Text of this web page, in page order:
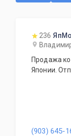
236
Продажа
Японии.
(903) 645-